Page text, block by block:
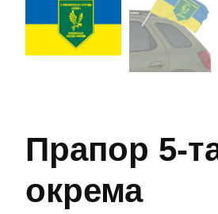
Прапор 5-
окрема